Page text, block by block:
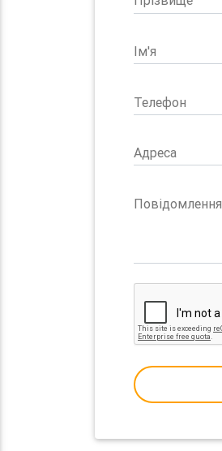
Ім'я
Телефон
Адреса
Повідомлення